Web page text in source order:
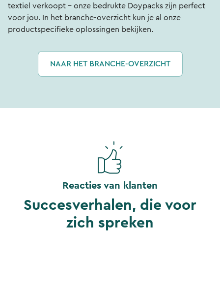
textiel verkoopt - onze bedrukte Doypacks zijn perfect
voor jou. In het branche-overzicht kun je al onze
productspecifieke oplossingen bekijken.
NAAR HET BRANCHE-OVERZICHT
Reacties van klanten
Succesverhalen, die voor
zich spreken